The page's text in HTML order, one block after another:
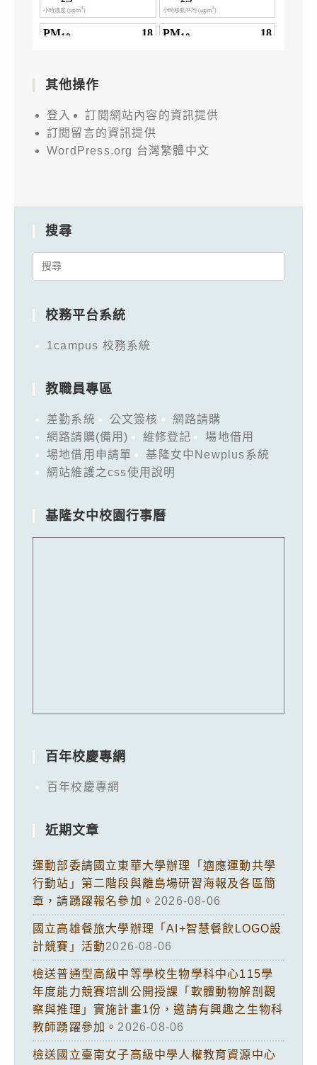
其他操作
登入
訂閱網站內容的資訊提供
訂閱留言的資訊提供
WordPress.org 台灣繁體中文
搜尋
Search
校務平台系統
1campus 校務系統
教職員專區
差勤系統 公文簽核
網路請購
網路請購(備用)
維修登記
場地借用
場地借用申請單
基隆女中Newplus系統
網站維護之css使用說明
基隆女中校園行事曆
百年校慶專網
百年校慶專網
近期文章
運動部委請國立東華大學辦理「適應運動共學
行動站」第二階段與離島場研習海報及各區簡
章，請踴躍報名參加。 2026-08-06
國立高雄餐旅大學辦理「AI+智慧餐飲LOGO設
計競賽」活動2026-08-06
檢送普通型高級中等學校生物學科中心115學
年度能力競賽培訓公開授課「軟體動物解剖觀
察與推理」實施計畫1份，邀請有興趣之生物科
教師踴躍參加。 2026-08-06
檢送國立臺南女子高級中學人權教育資源中心